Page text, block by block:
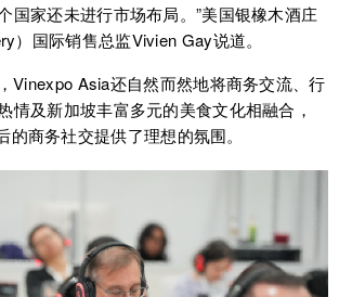
国家还未进行市场布局。”美国银橡木酒庄
）国际销售总监Vivien Gay说道。
Vinexpo Asia还自然而然地将商务交流、行
情及新加坡丰富多元的美食文化相融合，
的商务社交提供了理想的氛围。